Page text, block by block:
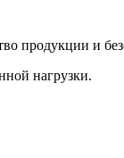
продукции и
нагрузки.